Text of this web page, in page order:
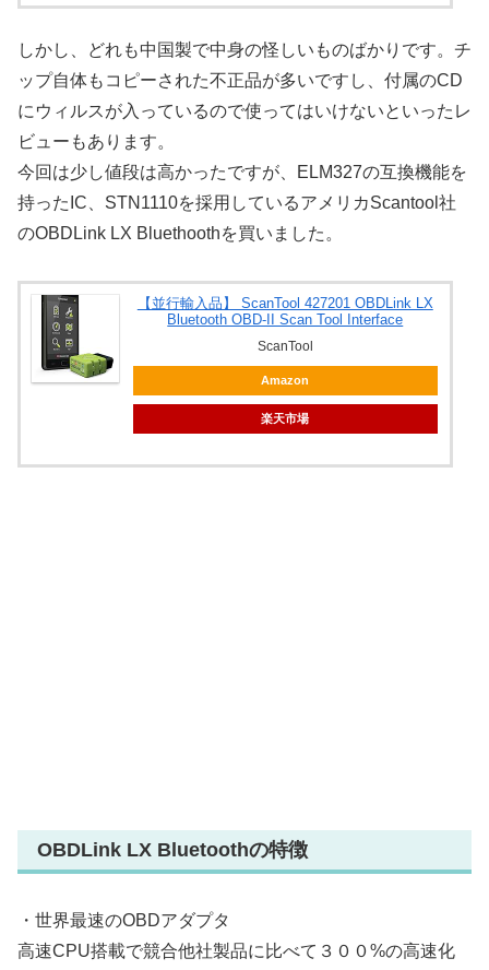
しかし、どれも中国製で中身の怪しいものばかりです。チ
ップ自体もコピーされた不正品が多いですし、付属のCD
にウィルスが入っているので使ってはいけないといったレ
ビューもあります。
今回は少し値段は高かったですが、ELM327の互換機能を
持ったIC、STN1110を採用しているアメリカScantool社
のOBDLink LX Bluethoothを買いました。
【並行輸入品】 ScanTool 427201 OBDLink LX
Bluetooth OBD-II Scan Tool Interface
ScanTool
Amazon
楽天市場
OBDLink LX Bluetoothの特徴
・世界最速のOBDアダプタ
高速CPU搭載で競合他社製品に比べて３００%の高速化